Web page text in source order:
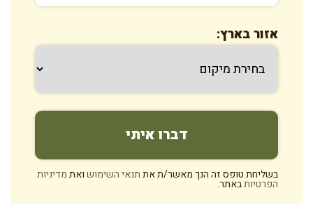
אזור בארץ:
בשליחת טופס זה הנך מאשר/ת אתתנאי השימושואתמדיניות
הפרטיותבאתר.